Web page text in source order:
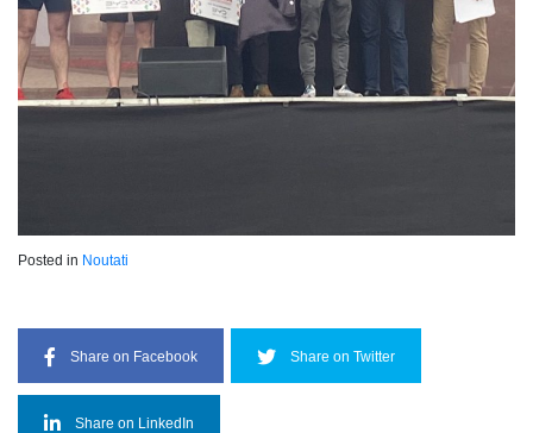
Posted in Noutati
Share on Facebook Share on Twitter
Share on LinkedIn